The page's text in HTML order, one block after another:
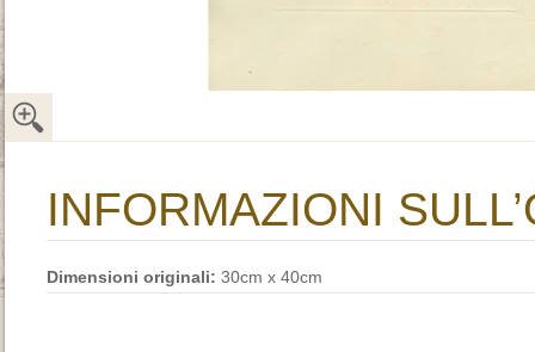
INFORMAZIONI
Dimensioni originali: 30cm x 40cm